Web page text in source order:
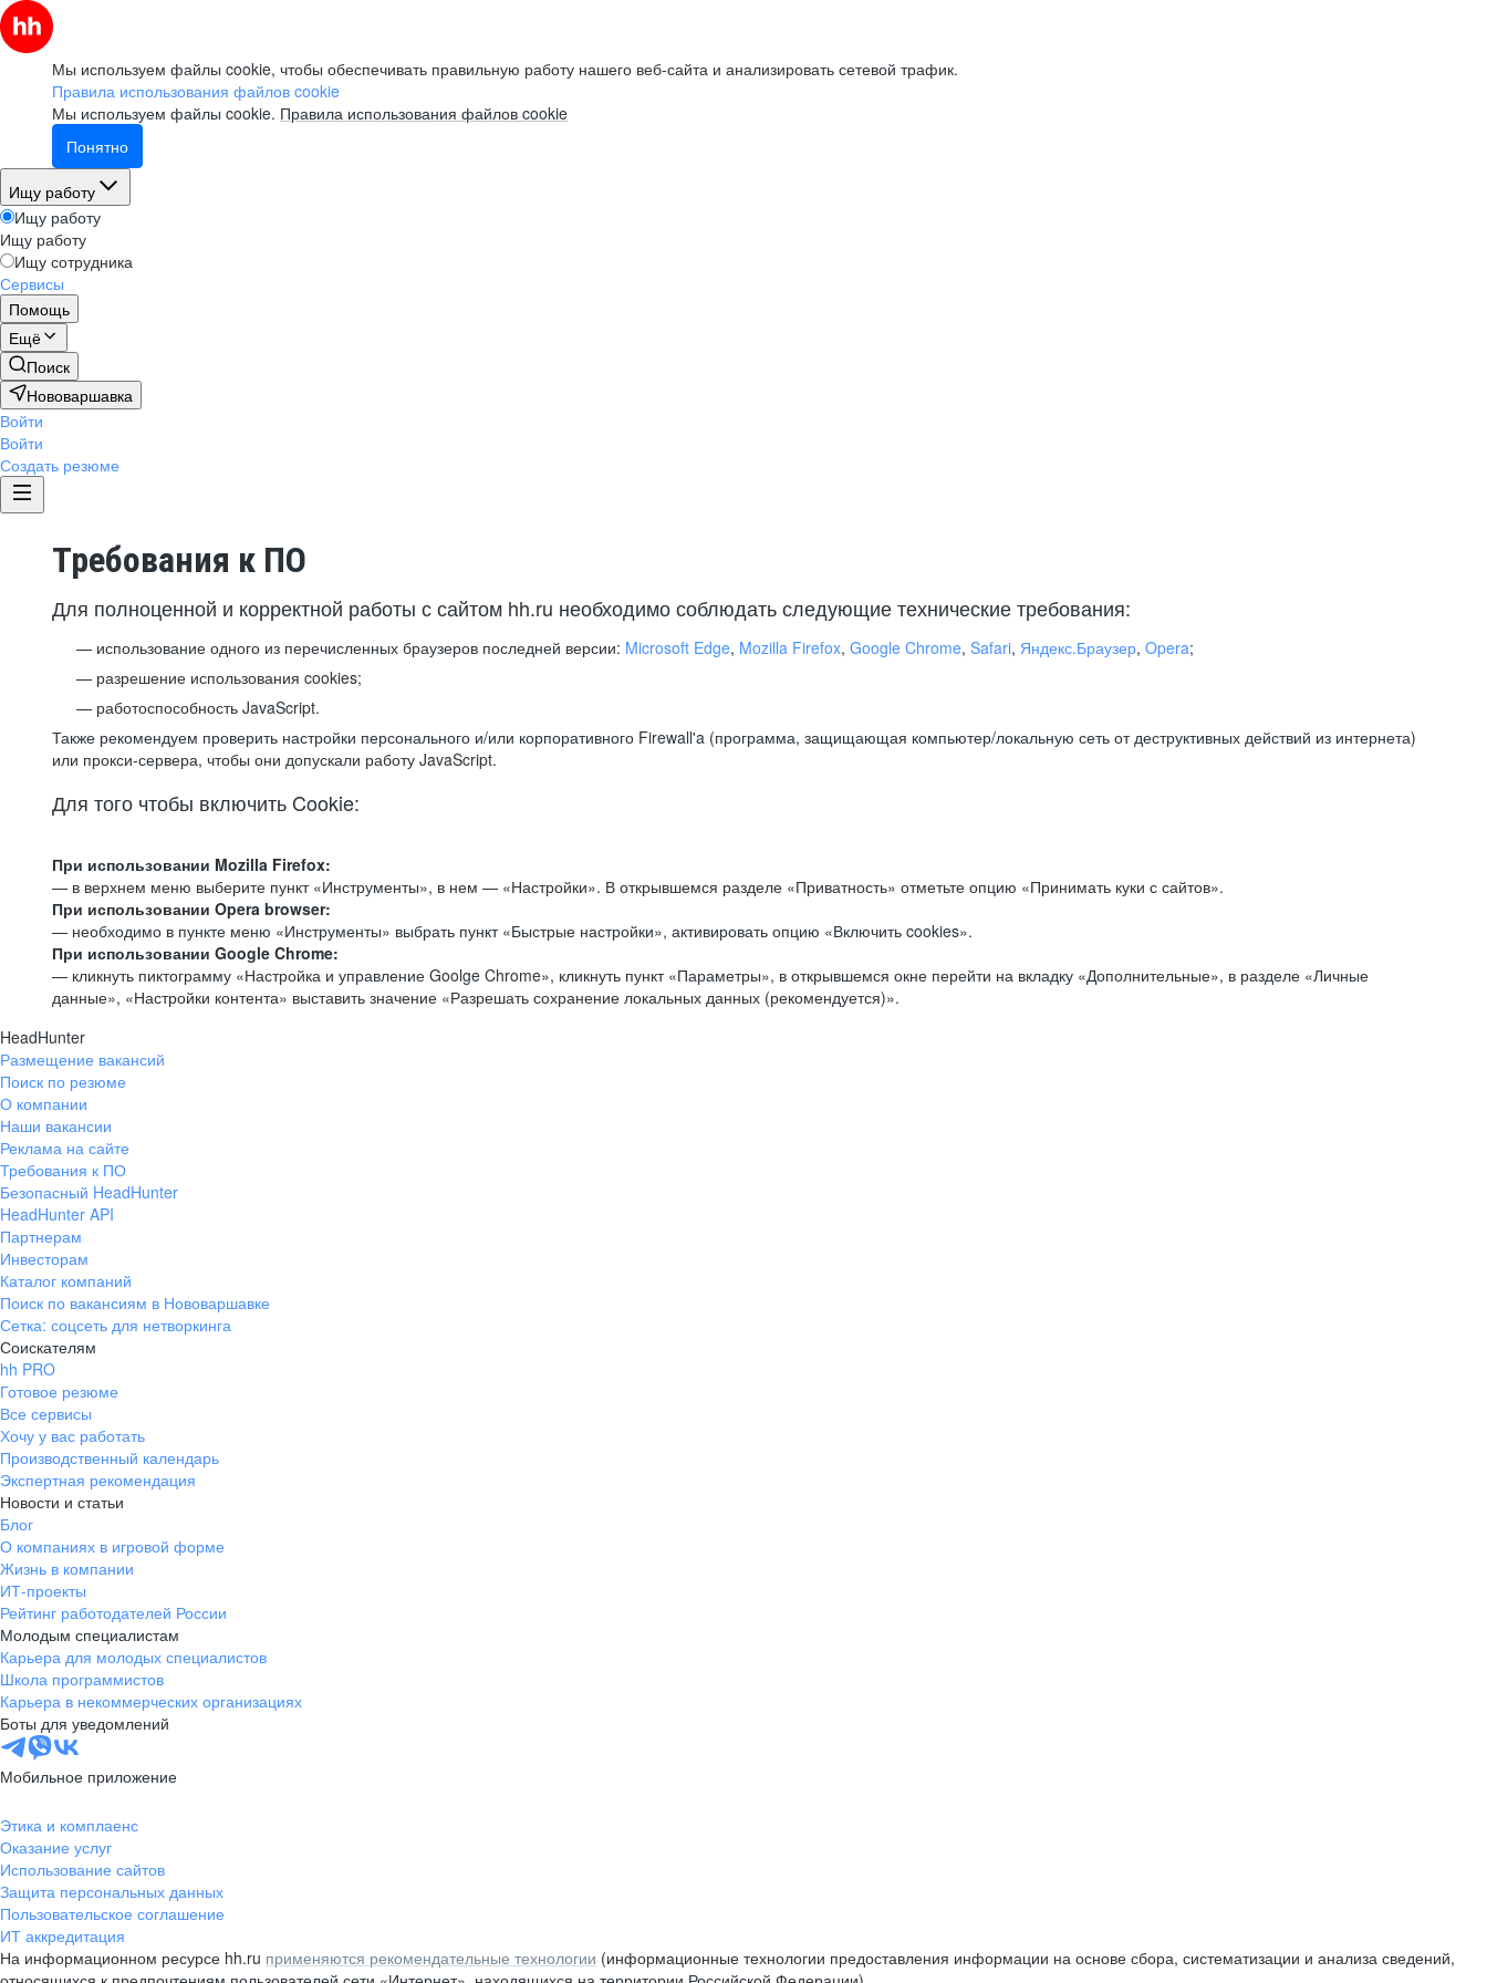
Мы используем файлы cookie, чтобы обеспечивать правильную работу нашего веб-сайта и анализировать сетевой трафик.
Правила использования файлов cookie
Мы используем файлы cookie. Правила использования файлов cookie
Понятно
Ищу работу
Ищу работу
Ищу работу
Ищу сотрудника
Сервисы
Помощь
Ещё
Поиск
Нововаршавка
Войти
Войти
Создать резюме
Требования к ПО
Для полноценной и корректной работы с сайтом hh.ru необходимо соблюдать следующие технические требования:
использование одного из перечисленных браузеров последней версии: Microsoft Edge, Mozilla Firefox, Google Chrome, Safari, Яндекс.Браузер, Opera;
разрешение использования cookies;
работоспособность JavaScript.
Также рекомендуем проверить настройки персонального и/или корпоративного Firewall'a (программа, защищающая компьютер/локальную сеть от деструктивных действий из интернета)
или прокси-сервера, чтобы они допускали работу JavaScript.
Для того чтобы включить Cookie:
При использовании Mozilla Firefox:
— в верхнем меню выберите пункт «Инструменты», в нем — «Настройки». В открывшемся разделе «Приватность» отметьте опцию «Принимать куки с сайтов».
При использовании Opera browser:
— необходимо в пункте меню «Инструменты» выбрать пункт «Быстрые настройки», активировать опцию «Включить cookies».
При использовании Google Chrome:
— кликнуть пиктограмму «Настройка и управление Goolge Chrome», кликнуть пункт «Параметры», в открывшемся окне перейти на вкладку «Дополнительные», в разделе «Личные
данные», «Настройки контента» выставить значение «Разрешать сохранение локальных данных (рекомендуется)».
HeadHunter
Размещение вакансий
Поиск по резюме
О компании
Наши вакансии
Реклама на сайте
Требования к ПО
Безопасный HeadHunter
HeadHunter API
Партнерам
Инвесторам
Каталог компаний
Поиск по вакансиям в Нововаршавке
Сетка: соцсеть для нетворкинга
Соискателям
hh PRO
Готовое резюме
Все сервисы
Хочу у вас работать
Производственный календарь
Экспертная рекомендация
Новости и статьи
Блог
О компаниях в игровой форме
Жизнь в компании
ИТ-проекты
Рейтинг работодателей России
Молодым специалистам
Карьера для молодых специалистов
Школа программистов
Карьера в некоммерческих организациях
Боты для уведомлений
Мобильное приложение
Этика и комплаенс
Оказание услуг
Использование сайтов
Защита персональных данных
Пользовательское соглашение
ИТ аккредитация
На информационном ресурсе hh.ru применяются рекомендательные технологии (информационные технологии предоставления информации на основе сбора, систематизации и анализа сведений,